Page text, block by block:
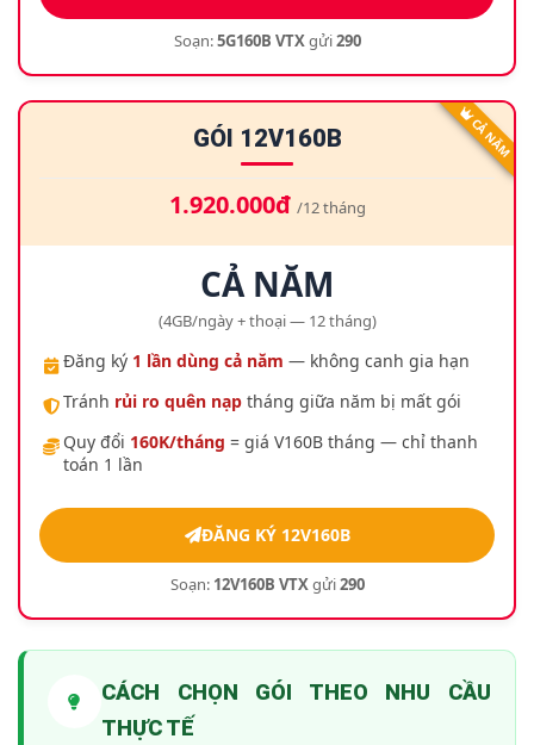
Soạn:5G160B VTXgửi290
CẢ NĂM
GÓI 12V160B
1.920.000đ /12 tháng
CẢ NĂM
(4GB/ngày + thoại — 12 tháng)
Đăng ký 1 lần dùng cả năm — không canh gia hạn
Tránh rủi ro quên nạp tháng giữa năm bị mất gói
Quy đổi 160K/tháng = giá V160B tháng — chỉ thanh
toán 1 lần
ĐĂNG KÝ 12V160B
Soạn: 12V160B VTXgửi290
CÁCH CHỌN GÓI THEO NHU CẦU
THỰC TẾ